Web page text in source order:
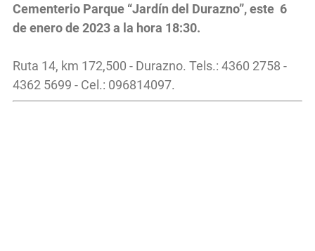
Cementerio Parque “Jardín del Durazno”, este 6
de enero de 2023 a la hora 18:30.
Ruta 14, km 172,500 - Durazno. Tels.: 4360 2758 -
4362 5699 - Cel.: 096814097.